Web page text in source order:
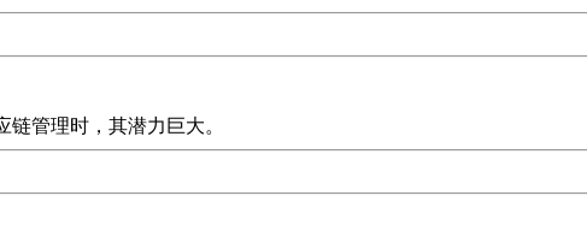
管理时，其潜力巨大。